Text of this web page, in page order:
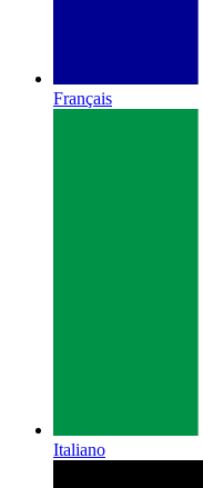
Français
Italiano